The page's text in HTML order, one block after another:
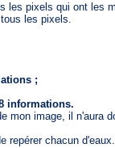
pixels qui ont les
les pixels.
;
informations.
image, il n'aura
chacun d'eaux.